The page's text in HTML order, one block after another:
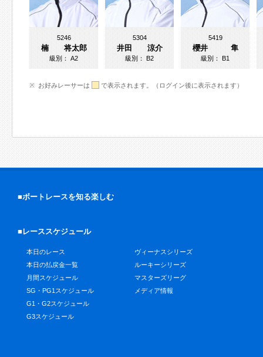
5246
楠 将太郎
級別：A2
5304
井田 涼介
級別：B2
5419
櫻井 隼
級別：B1
お好みレーサーは で表示されます。（ログイン後に表示されます）
■ボートレースを知る楽しむ
■レーススケジュール
本日のレース
本日の払戻金一覧
月間スケジュール
SG・PG1スケジュール
G1・G2スケジュール
G3スケジュール
ヴィーナスシリーズ
ルーキーシリーズ
マスターズリーグ
メディア情報